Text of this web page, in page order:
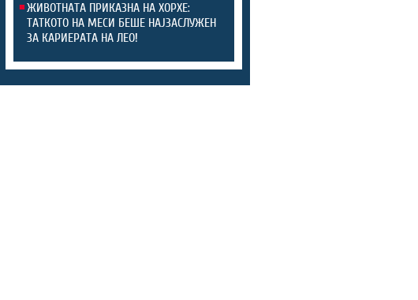
ЖИВОТНАТА ПРИКАЗНА НА ХОРХЕ:
ТАТКОТО НА МЕСИ БЕШЕ НАЈЗАСЛУЖЕН
ЗА КАРИЕРАТА НА ЛЕО!